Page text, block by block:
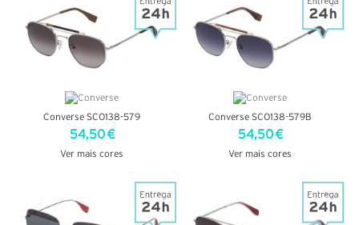
Converse SCO138-579
54,50 €
Ver mais cores
Converse SCO138-579B
54,50 €
Ver mais cores